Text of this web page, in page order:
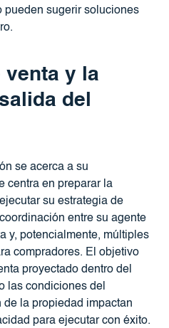
pueden sugerir soluciones
venta y la
del
se acerca a su
centra en preparar la
su estrategia de
entre su agente
y, potencialmente, múltiples
compradores. El objetivo
proyectado dentro del
las condiciones del
de la propiedad impactan
para ejecutar con éxito.